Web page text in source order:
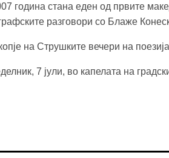
стана еден од првите
разговори со Блаже
на Струшките вечери на
7 јули, во капелата на